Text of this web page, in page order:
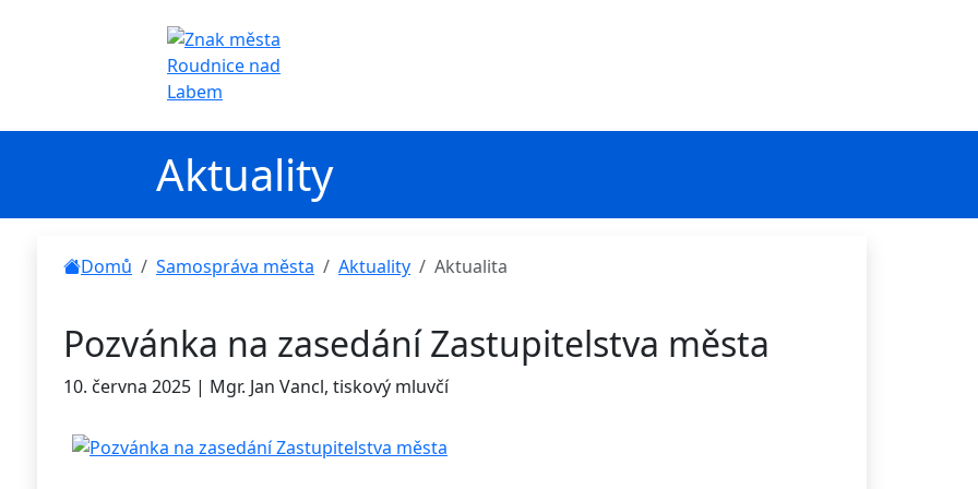
Aktuality
Domů Samospráva města Aktuality Aktualita
Pozvánka na zasedání Zastupitelstva města
10. června 2025 | Mgr. Jan Vancl, tiskový mluvčí